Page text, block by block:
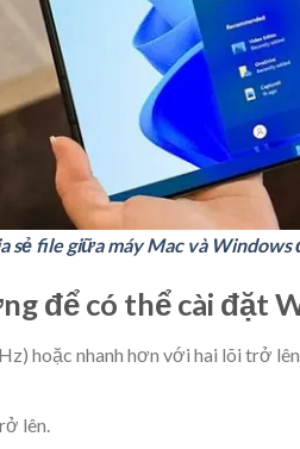
sẻ file giữa máy Mac và Windows
để có thể cài đặt
hoặc nhanh hơn với hai lõi trở
lên.